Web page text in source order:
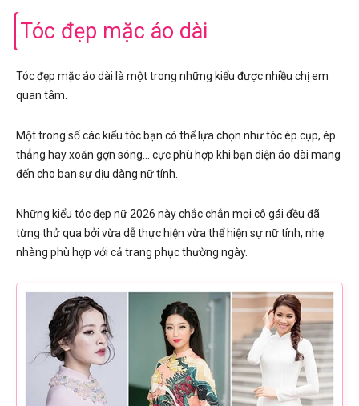
Tóc đẹp mặc áo dài
Tóc đẹp mặc áo dài là một trong những kiểu được nhiều chị em
quan tâm.
Một trong số các kiểu tóc bạn có thể lựa chọn như tóc ép cụp, ép
thẳng hay xoăn gợn sóng… cực phù hợp khi bạn diện áo dài mang
đến cho bạn sự dịu dàng nữ tính.
Những kiểu tóc đẹp nữ 2026 này chắc chắn mọi cô gái đều đã
từng thử qua bởi vừa dễ thực hiện vừa thể hiện sự nữ tính, nhẹ
nhàng phù hợp với cả trang phục thường ngày.